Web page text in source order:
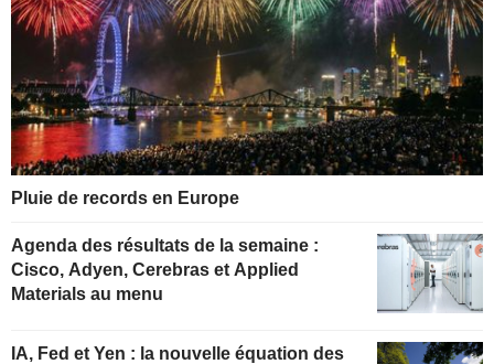
Pluie de records en Europe
Agenda des résultats de la semaine :
Cisco, Adyen, Cerebras et Applied
Materials au menu
IA, Fed et Yen : la nouvelle équation des